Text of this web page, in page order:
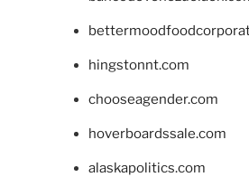
hingstonnt.com
chooseagender.com
hoverboardssale.com
alaskapolitics.com